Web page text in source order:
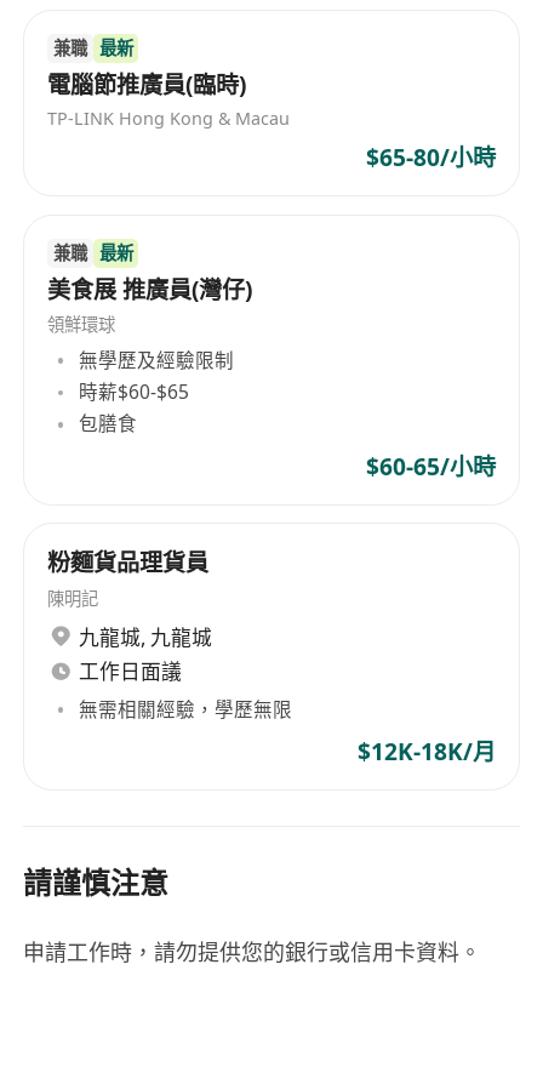
兼職 最新
電腦節推廣員(臨時)
TP-LINK Hong Kong & Macau
$65-80/小時
兼職 最新
美食展 推廣員(灣仔)
領鮮環球
無學歷及經驗限制
時薪$60-$65
包膳食
$60-65/小時
粉麵貨品理貨員
陳明記
九龍城, 九龍城
工作日面議
無需相關經驗，學歷無限
$12K-18K/月
請謹慎注意
申請工作時，請勿提供您的銀行或信用卡資料。